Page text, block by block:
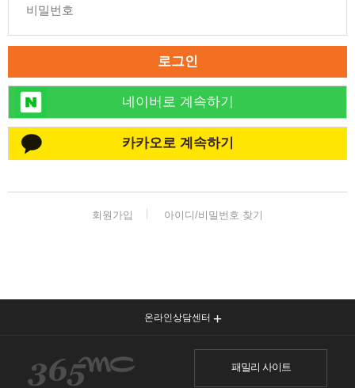
로그인
네이버로 계속하기
카카오로 계속하기
회원가입 아이디/비밀번호 찾기
온라인상담센터
패밀리 사이트